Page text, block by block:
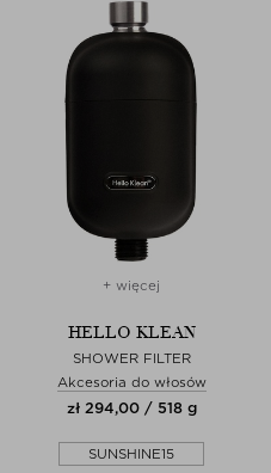
+ więcej
HELLO KLEAN
SHOWER FILTER
Akcesoria do włosów
zł 294,00 / 518 g
SUNSHINE15